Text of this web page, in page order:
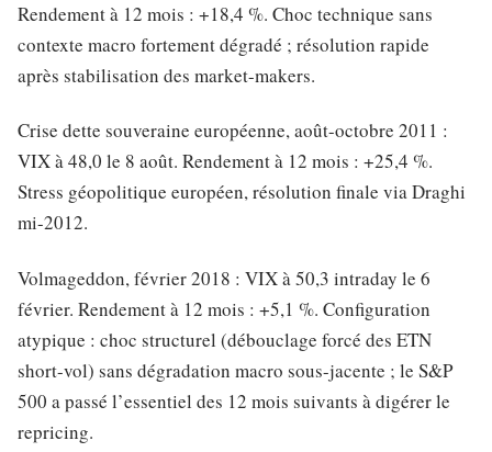
Rendement à 12 mois : +18,4 %. Choc technique sans
contexte macro fortement dégradé ; résolution rapide
après stabilisation des market-makers.
Crise dette souveraine européenne, août-octobre 2011 :
VIX à 48,0 le 8 août. Rendement à 12 mois : +25,4 %.
Stress géopolitique européen, résolution finale via Draghi
mi-2012.
Volmageddon, février 2018 : VIX à 50,3 intraday le 6
février. Rendement à 12 mois : +5,1 %. Configuration
atypique : choc structurel (débouclage forcé des ETN
short-vol) sans dégradation macro sous-jacente ; le S&P
500 a passé l’essentiel des 12 mois suivants à digérer le
repricing.